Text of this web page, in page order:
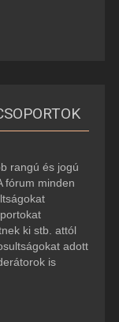
rangú és jogú
fórum minden
ki stb. attól
adott
is